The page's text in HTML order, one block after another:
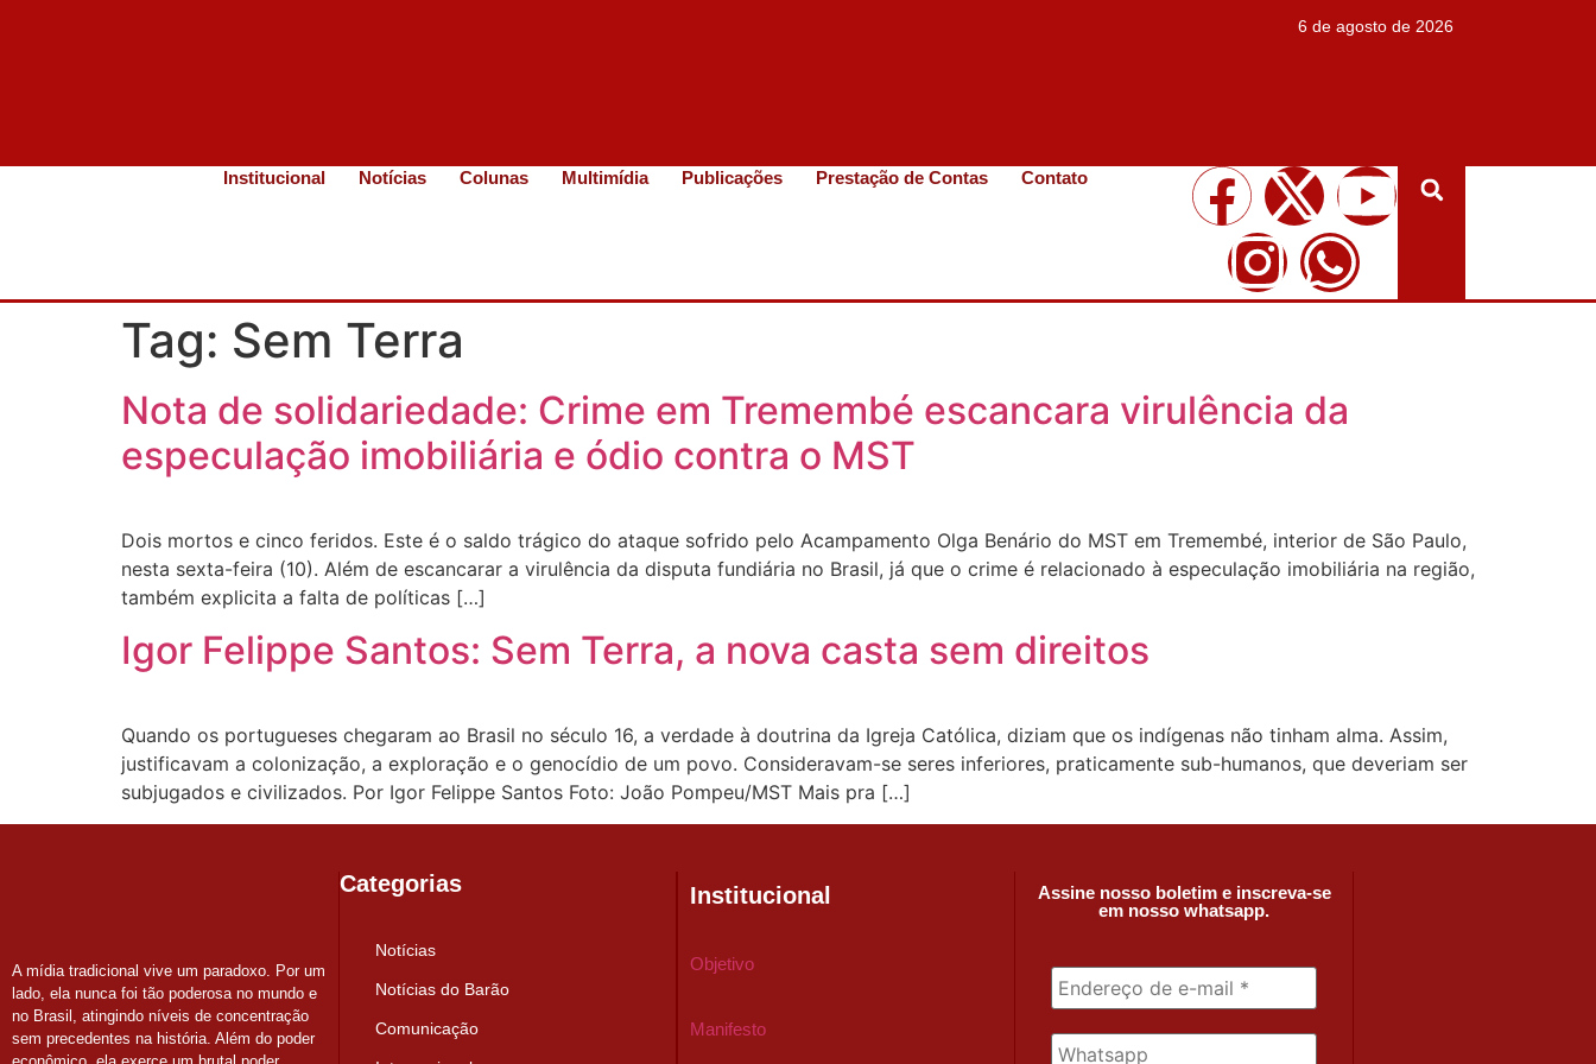
6 de agosto de 2026
Institucional Notícias Colunas Multimídia Publicações Prestação de Contas Contato
Tag: Sem Terra
Nota de solidariedade: Crime em Tremembé escancara virulência da
especulação imobiliária e ódio contra o MST
Dois mortos e cinco feridos. Este é o saldo trágico do ataque sofrido pelo Acampamento Olga Benário do MST em Tremembé, interior de São Paulo,
nesta sexta-feira (10). Além de escancarar a virulência da disputa fundiária no Brasil, já que o crime é relacionado à especulação imobiliária na região,
também explicita a falta de políticas […]
Igor Felippe Santos: Sem Terra, a nova casta sem direitos
Quando os portugueses chegaram ao Brasil no século 16, a verdade à doutrina da Igreja Católica, diziam que os indígenas não tinham alma. Assim,
justificavam a colonização, a exploração e o genocídio de um povo. Consideravam-se seres inferiores, praticamente sub-humanos, que deveriam ser
subjugados e civilizados. Por Igor Felippe Santos Foto: João Pompeu/MST Mais pra […]
A mídia tradicional vive um paradoxo. Por um
lado, ela nunca foi tão poderosa no mundo e
no Brasil, atingindo níveis de concentração
sem precedentes na história. Além do poder
Categorias
Notícias
Notícias do Barão
Comunicação
Institucional
Objetivo
Manifesto
Assine nosso boletim e inscreva-se
em nosso whatsapp.